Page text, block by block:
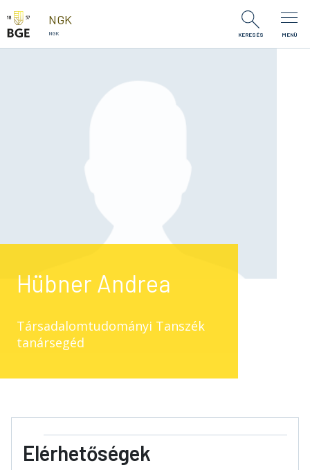
Ugrás a tartalomra
NGK
NGK KERESÉS MENÜ
Hübner Andrea
Társadalomtudományi Tanszék
tanársegéd
Elérhetőségek